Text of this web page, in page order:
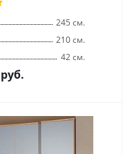
245 см.
210 см.
42 см.
руб.